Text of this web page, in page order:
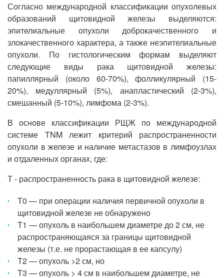
Согласно международной классификации опухолевых
образований щитовидной железы выделяются:
эпителиальные опухоли доброкачественного и
злокачественного характера, а также неэпителиальные
опухоли. По гистологическим формам выделяют
следующие виды рака щитовидной железы:
папиллярный (около 60-70%), фолликулярный (15-
20%), медуллярный (5%), анапластический (2-3%),
смешанный (5-10%), лимфома (2-3%).
В основе классификации РЩЖ по международной
системе TNM лежит критерий распространенности
опухоли в железе и наличие метастазов в лимфоузлах
и отдаленных органах, где:
Т - распространенность рака в щитовидной железе:
T0 — при операции наличия первичной опухоли в
щитовидной железе не обнаружено
T1 — опухоль в наибольшем диаметре до 2 см, не
распространяющаяся за границы щитовидной
железы (т.е. не прорастающая в ее капсулу)
T2 — опухоль >2 см, но
T3 — опухоль > 4 см в наибольшем диаметре, не